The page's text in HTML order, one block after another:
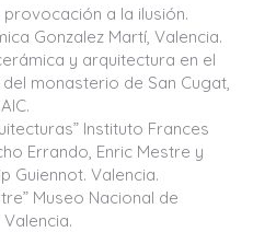
provocación a la ilusión.
Gonzalez Martí, Valencia.
y arquitectura en el
monasterio de San Cugat,
Instituto Frances
Errando, Enric Mestre y
Guiennot. Valencia.
Museo Nacional de